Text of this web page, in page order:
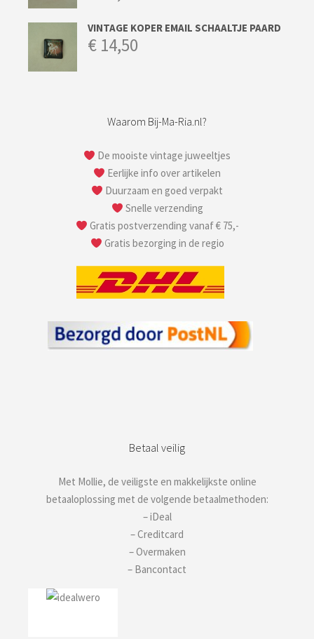
VINTAGE KOPER EMAIL SCHAALTJE PAARD
€ 14,50
Waarom Bij-Ma-Ria.nl?
De mooiste vintage juweeltjes
Eerlijke info over artikelen
Duurzaam en goed verpakt
Snelle verzending
Gratis postverzending vanaf € 75,-
Gratis bezorging in de regio
Betaal veilig
Met Mollie, de veiligste en makkelijkste online
betaaloplossing met de volgende betaalmethoden:
– iDeal
– Creditcard
– Overmaken
– Bancontact